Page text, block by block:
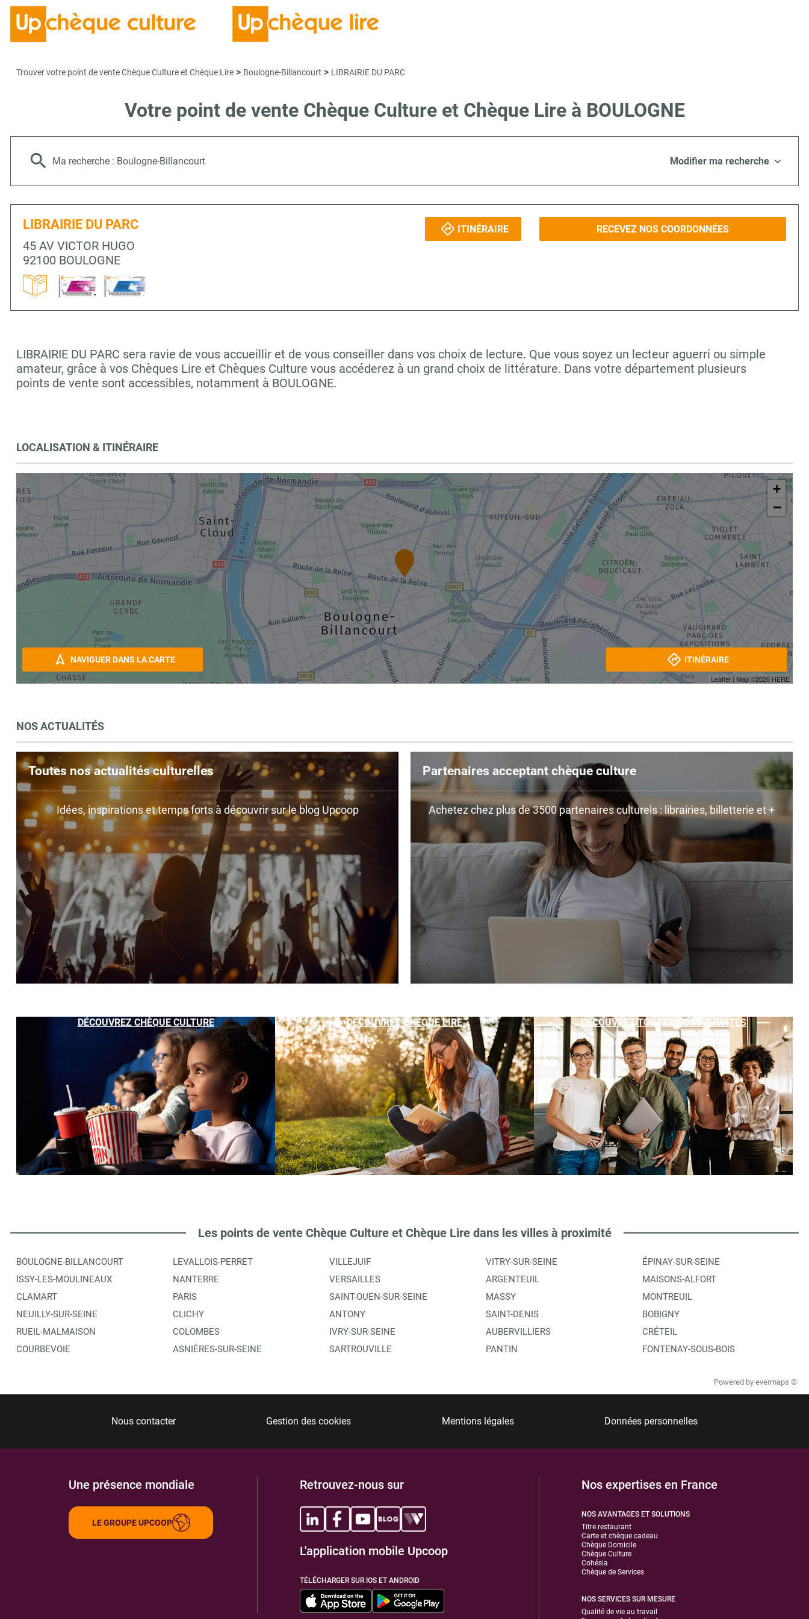
Trouver votre point de vente Chèque Culture et Chèque Lire > Boulogne-Billancourt > LIBRAIRIE DU PARC
Votre point de vente Chèque Culture et Chèque Lire à BOULOGNE
Ma recherche : Boulogne-Billancourt Modifier ma recherche
LIBRAIRIE DU PARC
45 AV VICTOR HUGO
92100 BOULOGNE
ITINÉRAIRE RECEVEZ NOS COORDONNÉES
LIBRAIRIE DU PARC sera ravie de vous accueillir et de vous conseiller dans vos choix de lecture. Que vous soyez un lecteur aguerri ou simple
amateur, grâce à vos Chèques Lire et Chèques Culture vous accéderez à un grand choix de littérature. Dans votre département plusieurs
points de vente sont accessibles, notamment à BOULOGNE.
LOCALISATION & ITINÉRAIRE
+
−
Leaflet | Map ©2026HERE
NAVIGUER DANS LA CARTE ITINÉRAIRE
NOS ACTUALITÉS
Toutes nos actualités culturelles
Idées, inspirations et temps forts à découvrir sur le blog Upcoop
Partenaires acceptant chèque culture
Achetez chez plus de 3500 partenaires culturels : librairies, billetterie et +
DÉCOUVREZ CHÈQUE CULTURE DÉCOUVREZ CHÈQUE LIRE DÉCOUVREZ TOUTES NOS ACTIVITÉS
Les points de vente Chèque Culture et Chèque Lire dans les villes à proximité
BOULOGNE-BILLANCOURT
ISSY-LES-MOULINEAUX
CLAMART
NEUILLY-SUR-SEINE
RUEIL-MALMAISON
COURBEVOIE
LEVALLOIS-PERRET
NANTERRE
PARIS
CLICHY
COLOMBES
ASNIÈRES-SUR-SEINE
VILLEJUIF
VERSAILLES
SAINT-OUEN-SUR-SEINE
ANTONY
IVRY-SUR-SEINE
SARTROUVILLE
VITRY-SUR-SEINE
ARGENTEUIL
MASSY
SAINT-DENIS
AUBERVILLIERS
PANTIN
ÉPINAY-SUR-SEINE
MAISONS-ALFORT
MONTREUIL
BOBIGNY
CRÉTEIL
FONTENAY-SOUS-BOIS
Powered by evermaps ©
Nous contacter Gestion des cookies Mentions légales Données personnelles
Une présence mondiale
LE GROUPE UPCOOP
Retrouvez-nous sur
L'application mobile Upcoop
TÉLÉCHARGER SUR IOS ET ANDROID
Nos expertises en France
NOS AVANTAGES ET SOLUTIONS
Titre restaurant
Carte et chèque cadeau
Chèque Domicile
Chèque Culture
Cohésia
Chèque de Services
NOS SERVICES SUR MESURE
Qualité de vie au travail